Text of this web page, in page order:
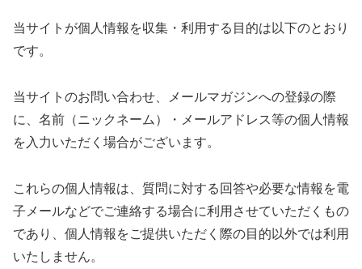
当サイトが個人情報を収集・利用する目的は以下のとおり
です。
当サイトのお問い合わせ、メールマガジンへの登録の際
に、名前（ニックネーム）・メールアドレス等の個人情報
を入力いただく場合がございます。
これらの個人情報は、質問に対する回答や必要な情報を電
子メールなどでご連絡する場合に利用させていただくもの
であり、個人情報をご提供いただく際の目的以外では利用
いたしません。